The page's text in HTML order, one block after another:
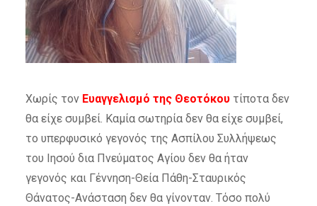
Χωρίς τον Ευαγγελισμό της Θεοτόκουτίποτα δεν
θα είχε συμβεί. Καμία σωτηρία δεν θα είχε συμβεί,
το υπερφυσικό γεγονός της Ασπίλου Συλλήψεως
του Ιησού δια Πνεύματος Αγίου δεν θα ήταν
γεγονός και Γέννηση-Θεία Πάθη-Σταυρικός
Θάνατος-Ανάσταση δεν θα γίνονταν. Τόσο πολύ